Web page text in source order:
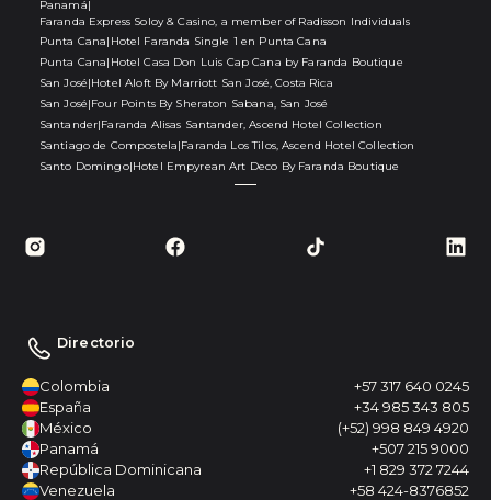
Panamá|
Faranda Express Soloy & Casino, a member of Radisson Individuals
Punta Cana| Hotel Faranda Single 1 en Punta Cana
Punta Cana| Hotel Casa Don Luis Cap Cana by Faranda Boutique
San José|Hotel Aloft By Marriott San José, Costa Rica
San José|Four Points By Sheraton Sabana, San José
Santander|Faranda Alisas Santander, Ascend Hotel Collection
Santiago de Compostela|Faranda Los Tilos, Ascend Hotel Collection
Santo Domingo|Hotel Empyrean Art Deco By Faranda Boutique
Directorio
Colombia
+57 317 640 0245
España
+34 985 343 805
México
(+52) 998 849 4920
Panamá
+507 215 9000
República Dominicana
+1 829 372 7244
Venezuela
+58 424-8376852